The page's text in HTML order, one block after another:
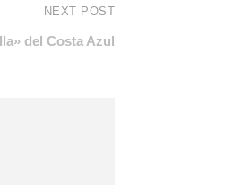
NEXT POST
del Costa Azul